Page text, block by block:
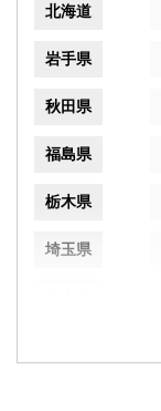
北海道
岩手県
秋田県
福島県
栃木県
埼玉県